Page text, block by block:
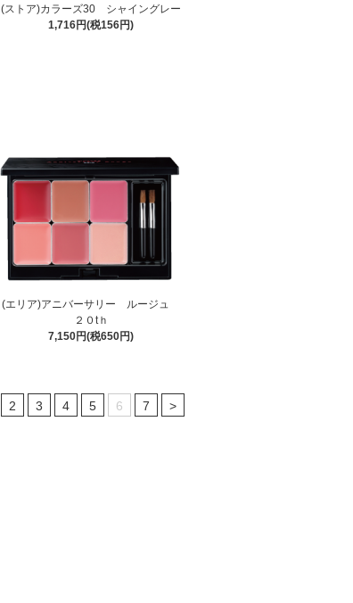
(ストア)カラーズ30 シャイングレー
1,716円(税156円)
(エリア)アニバーサリー ルージュ
２０tｈ
7,150円(税650円)
2 3 4 5 6 7 >